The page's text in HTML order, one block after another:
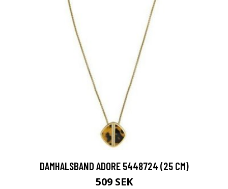
DAMHALSBAND ADORE 5448724 (25 CM)
509 SEK